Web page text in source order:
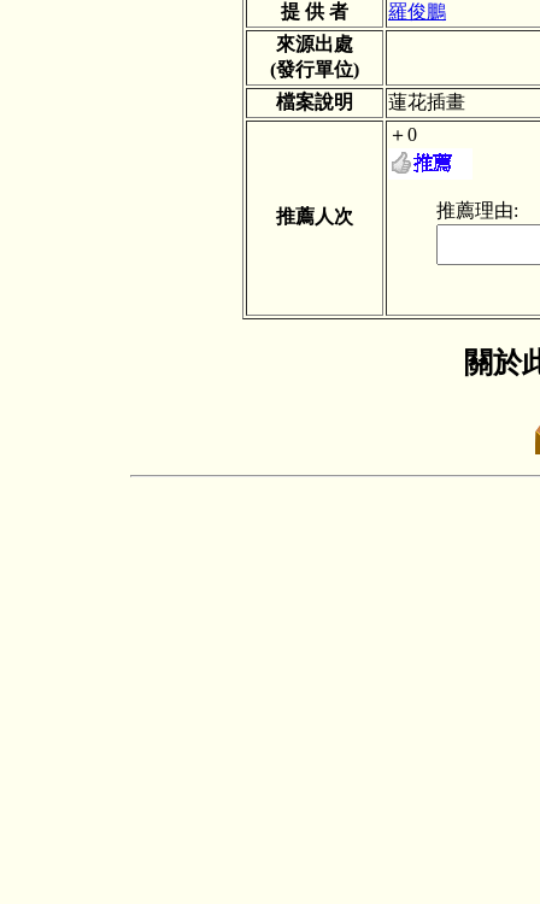
提 供 者
羅俊鵬
來源出處
(發行單位)
檔案說明
蓮花插畫
推薦人次
＋0
推薦理由:
關於